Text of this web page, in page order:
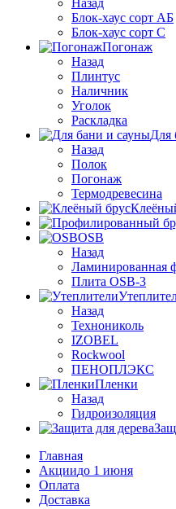
Назад
Блок-хаус сорт АБ
Блок-хаус сорт С
Погонаж
Назад
Плинтус
Наличник
Уголок
Раскладка
Для
Назад
Полок
Погонаж
Термодревесина
OSB
Назад
Ламинированная
Плита OSB-3
Назад
Технониколь
IZOBEL
Rockwool
ПЕНОПЛЭКС
Пленки
Назад
Гидроизоляция
Главная
Акциидо 1 июня
Оплата
Доставка